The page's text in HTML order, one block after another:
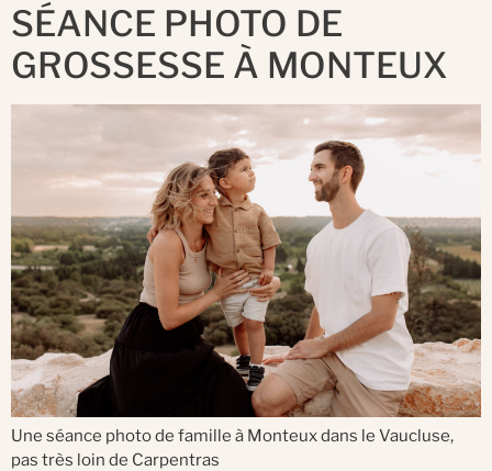
SÉANCE PHOTO DE
GROSSESSE À MONTEUX
Une séance photo de famille à Monteux dans le Vaucluse,
pas très loin de Carpentras